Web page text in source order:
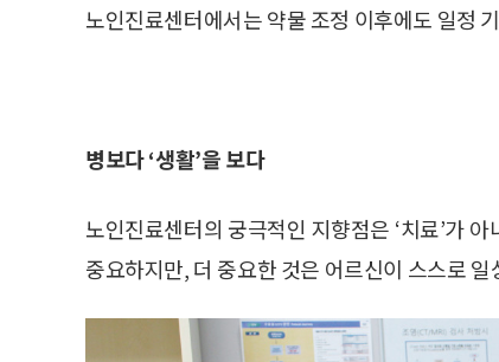
노인진료센터에서는 약물 조정 이후에도 일정
병보다 ‘생활’을 보다
노인진료센터의 궁극적인 지향점은 ‘치료’가
중요하지만, 더 중요한 것은 어르신이 스스로